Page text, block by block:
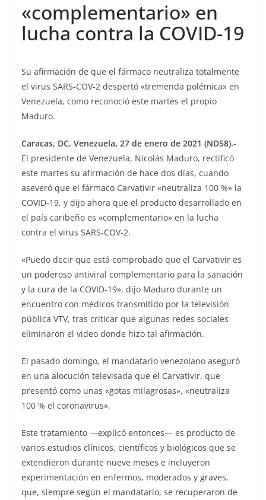
«complementario» en
lucha contra la COVID-19
Su afirmación de que el fármaco neutraliza totalmente
el virus SARS-COV-2 despertó «tremenda polémica» en
Venezuela, como reconoció este martes el propio
Maduro.
Caracas, DC, Venezuela, 27 de enero de 2021 (ND58).-
El presidente de Venezuela, Nicolás Maduro, rectificó
este martes su afirmación de hace dos días, cuando
aseveró que el fármaco Carvativir «neutraliza 100 %» la
COVID-19, y dijo ahora que el producto desarrollado en
el país caribeño es «complementario» en la lucha
contra el virus SARS-COV-2.
«Puedo decir que está comprobado que el Carvativir es
un poderoso antiviral complementario para la sanación
y la cura de la COVID-19», dijo Maduro durante un
encuentro con médicos transmitido por la televisión
pública VTV, tras criticar que algunas redes sociales
eliminaron el video donde hizo tal afirmación.
El pasado domingo, el mandatario venezolano aseguró
en una alocución televisada que el Carvativir, que
presentó como unas «gotas milagrosas», «neutraliza
100 % el coronavirus».
Este tratamiento —explicó entonces— es producto de
varios estudios clínicos, científicos y biológicos que se
extendieron durante nueve meses e incluyeron
experimentación en enfermos, moderados y graves,
que, siempre según el mandatario, se recuperaron de